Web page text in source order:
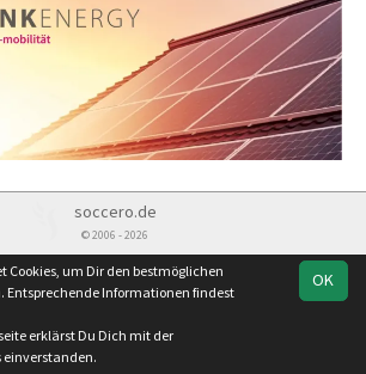
soccero.de
© 2006 - 2026
Kontakt Impressum Datenschutz OK
Cookies, um Dir den bestmöglichen
Entsprechende Informationen findest
erklärst Du Dich mit der
einverstanden.